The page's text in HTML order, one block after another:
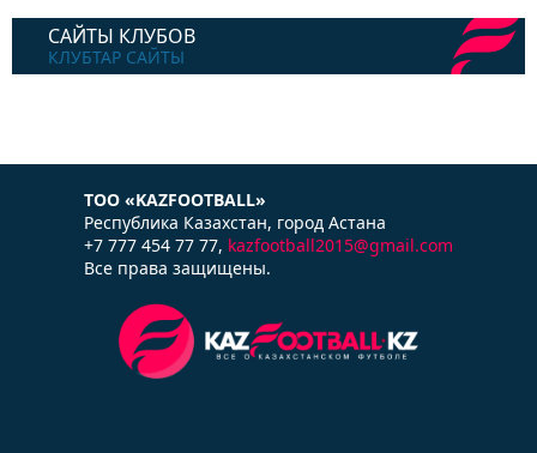
САЙТЫ КЛУБОВ
КЛУБТАР САЙТЫ
ТОО «KAZFOOTBALL»
Республика Казаxстан, город Астана
+7 777 454 77 77, kazfootball2015@gmail.com
Все права защищены.